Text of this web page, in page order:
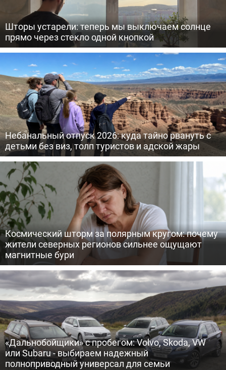
Шторы устарели: теперь мы выключаем солнце
прямо через стекло одной кнопкой
Небанальный отпуск 2026: куда тайно рвануть с
детьми без виз, толп туристов и адской жары
Космический шторм за полярным кругом: почему
жители северных регионов сильнее ощущают
магнитные бури
«Дальнобойщики» с пробегом: Volvo, Skoda, VW
или Subaru - выбираем надежный
полноприводный универсал для семьи